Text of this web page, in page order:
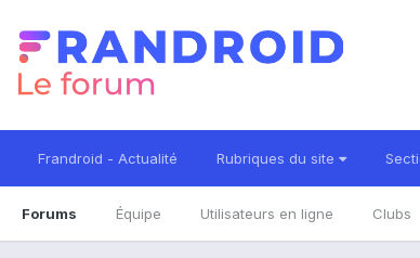
Frandroid - Actualité Rubriques du site
Forums Équipe Utilisateurs en ligne Clubs